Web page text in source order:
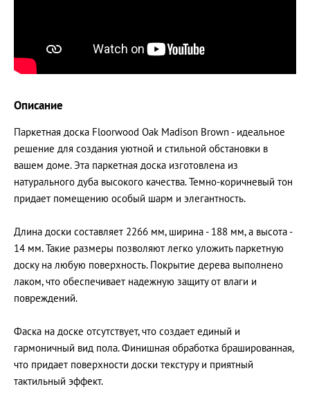
Описание
Паркетная доска Floorwood Oak Madison Brown - идеальное
решение для создания уютной и стильной обстановки в
вашем доме. Эта паркетная доска изготовлена из
натурального дуба высокого качества. Темно-коричневый тон
придает помещению особый шарм и элегантность.
Длина доски составляет 2266 мм, ширина - 188 мм, а высота -
14 мм. Такие размеры позволяют легко уложить паркетную
доску на любую поверхность. Покрытие дерева выполнено
лаком, что обеспечивает надежную защиту от влаги и
повреждений.
Фаска на доске отсутствует, что создает единый и
гармоничный вид пола. Финишная обработка брашированная,
что придает поверхности доски текстуру и приятный
тактильный эффект.